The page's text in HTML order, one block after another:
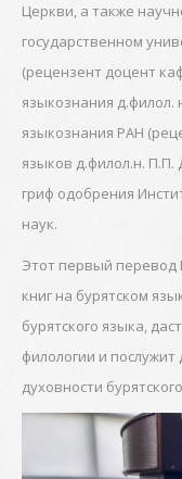
Церкви, а также
государственном
(рецензент доцент
языкознания д.филол.
языкознания РАН
языков д.филол.н.
гриф одобрения
наук.
Этот первый перевод
книг на бурятском
бурятского языка,
филологии и
духовности